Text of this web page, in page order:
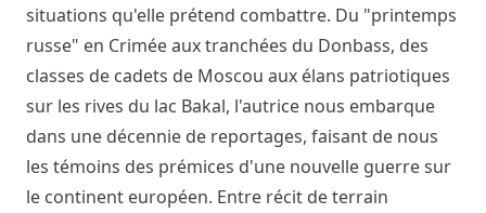
situations qu'elle prétend combattre. Du "printemps
russe" en Crimée aux tranchées du Donbass, des
classes de cadets de Moscou aux élans patriotiques
sur les rives du lac Bakal, l'autrice nous embarque
dans une décennie de reportages, faisant de nous
les témoins des prémices d'une nouvelle guerre sur
le continent européen. Entre récit de terrain